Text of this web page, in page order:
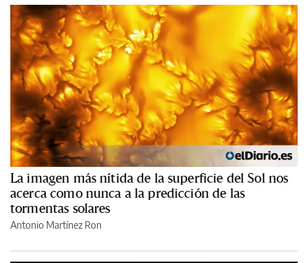
La imagen más nítida de la superficie del Sol nos
acerca como nunca a la predicción de las
tormentas solares
Antonio Martínez Ron